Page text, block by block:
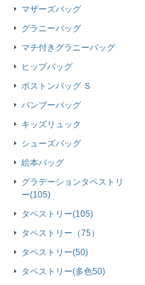
マザーズバッグ
グラニーバッグ
マチ付きグラニーバッグ
ヒップバッグ
ボストンバッグ Ｓ
バンブーバッグ
キッズリュック
シューズバッグ
絵本バッグ
グラデーションタペストリ
ー(105)
タペストリー(105)
タペストリー（75）
タペストリー(50)
タペストリー(多色50)